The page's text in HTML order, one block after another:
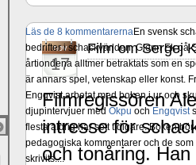
Läs de 8 kommentarernaEn svensk
bedrifter i schackvärlden. Glenn Ek på
årtiondena alltmer betraktats som en
är annars spel, vetenskap eller konst.
Engqvist arbetat med boken i ur och
djupintervjuer med Okpu och Engqvist
flesta aldrig har sett tidigare. Boken
pedagogiska kommentarer och de
skrivits....
nov
17
Film om Sergej
Filmregissören
intresse för
och tonåring.